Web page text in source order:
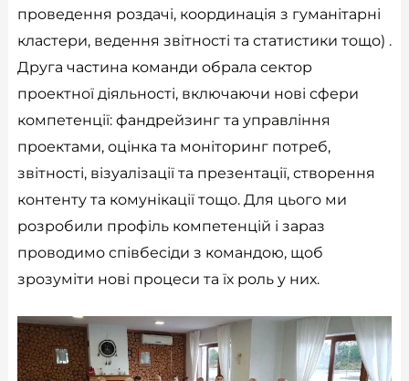
проведення роздачі, координація з гуманітарні
кластери, ведення звітності та статистики тощо) .
Друга частина команди обрала сектор
проектної діяльності, включаючи нові сфери
компетенції: фандрейзинг та управління
проектами, оцінка та моніторинг потреб,
звітності, візуалізації та презентації, створення
контенту та комунікації тощо. Для цього ми
розробили профіль компетенцій і зараз
проводимо співбесіди з командою, щоб
зрозуміти нові процеси та їх роль у них.